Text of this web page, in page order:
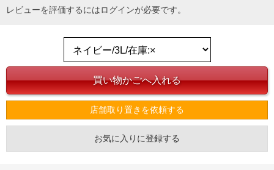
レビューを評価するにはログインが必要です。
店舗取り置きを依頼する
お気に入りに登録する